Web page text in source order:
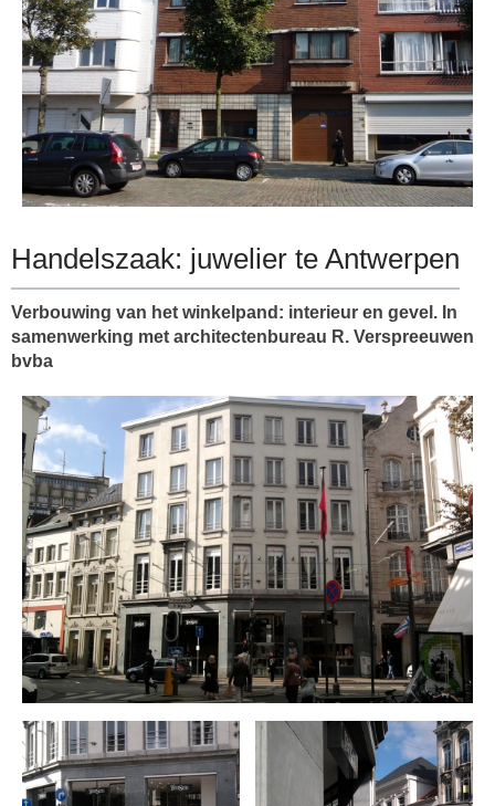
Handelszaak: juwelier te Antwerpen
Verbouwing van het winkelpand: interieur en gevel. In
samenwerking met architectenbureau R. Verspreeuwen
bvba